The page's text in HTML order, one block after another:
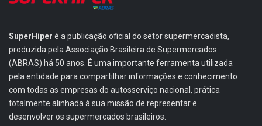
SuperHiper é a publicação oficial do setor supermercadista,
produzida pela Associação Brasileira de Supermercados
(ABRAS) há 50 anos. É uma importante ferramenta utilizada
pela entidade para compartilhar informações e conhecimento
com todas as empresas do autosserviço nacional, prática
totalmente alinhada à sua missão de representar e
desenvolver os supermercados brasileiros.